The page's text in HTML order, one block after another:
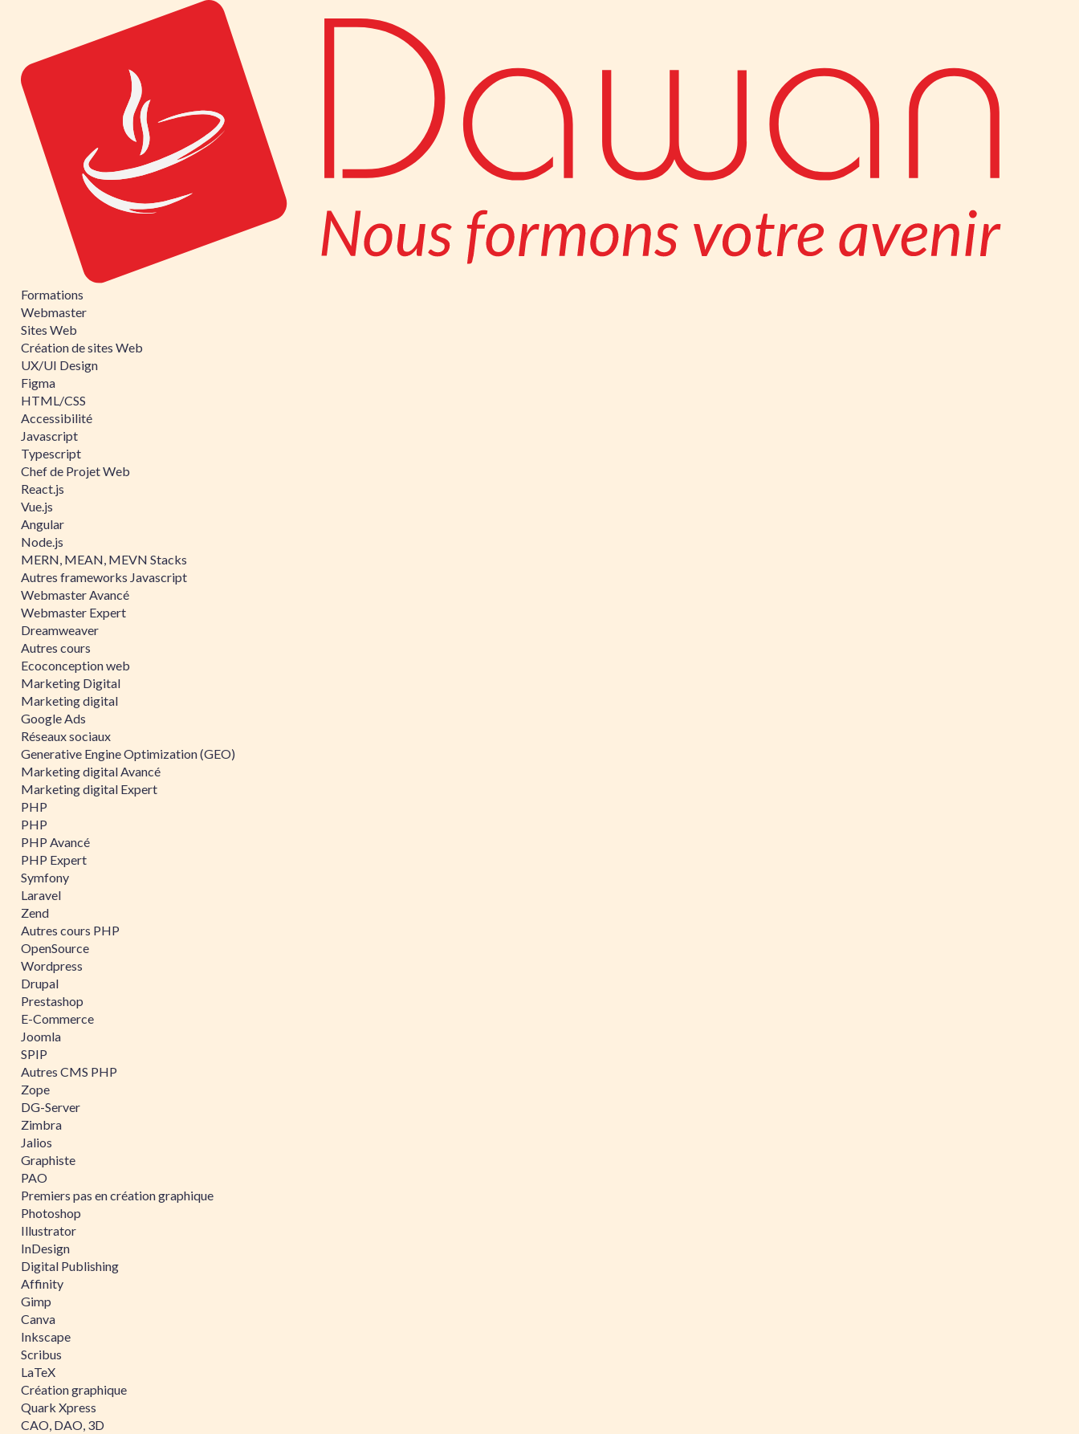
Formations
Webmaster
Sites Web
Création de sites Web
UX/UI Design
Figma
HTML/CSS
Accessibilité
Javascript
Typescript
Chef de Projet Web
React.js
Vue.js
Angular
Node.js
MERN, MEAN, MEVN Stacks
Autres frameworks Javascript
Webmaster Avancé
Webmaster Expert
Dreamweaver
Autres cours
Ecoconception web
Marketing Digital
Marketing digital
Google Ads
Réseaux sociaux
Generative Engine Optimization (GEO)
Marketing digital Avancé
Marketing digital Expert
PHP
PHP
PHP Avancé
PHP Expert
Symfony
Laravel
Zend
Autres cours PHP
OpenSource
Wordpress
Drupal
Prestashop
E-Commerce
Joomla
SPIP
Autres CMS PHP
Zope
DG-Server
Zimbra
Jalios
Graphiste
PAO
Premiers pas en création graphique
Photoshop
Illustrator
InDesign
Digital Publishing
Affinity
Gimp
Canva
Inkscape
Scribus
LaTeX
Création graphique
Quark Xpress
CAO, DAO, 3D